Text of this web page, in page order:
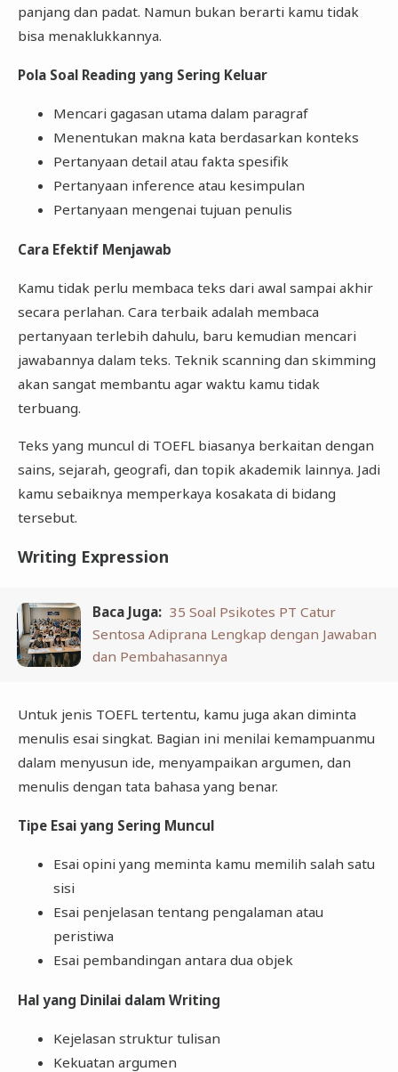
panjang dan padat. Namun bukan berarti kamu tidak
bisa menaklukkannya.
Pola Soal Reading yang Sering Keluar
Mencari gagasan utama dalam paragraf
Menentukan makna kata berdasarkan konteks
Pertanyaan detail atau fakta spesifik
Pertanyaan inference atau kesimpulan
Pertanyaan mengenai tujuan penulis
Cara Efektif Menjawab
Kamu tidak perlu membaca teks dari awal sampai akhir
secara perlahan. Cara terbaik adalah membaca
pertanyaan terlebih dahulu, baru kemudian mencari
jawabannya dalam teks. Teknik scanning dan skimming
akan sangat membantu agar waktu kamu tidak
terbuang.
Teks yang muncul di TOEFL biasanya berkaitan dengan
sains, sejarah, geografi, dan topik akademik lainnya. Jadi
kamu sebaiknya memperkaya kosakata di bidang
tersebut.
Writing Expression
Baca Juga: 35 Soal Psikotes PT Catur
Sentosa Adiprana Lengkap dengan Jawaban
dan Pembahasannya
Untuk jenis TOEFL tertentu, kamu juga akan diminta
menulis esai singkat. Bagian ini menilai kemampuanmu
dalam menyusun ide, menyampaikan argumen, dan
menulis dengan tata bahasa yang benar.
Tipe Esai yang Sering Muncul
Esai opini yang meminta kamu memilih salah satu
sisi
Esai penjelasan tentang pengalaman atau
peristiwa
Esai pembandingan antara dua objek
Hal yang Dinilai dalam Writing
Kejelasan struktur tulisan
Kekuatan argumen